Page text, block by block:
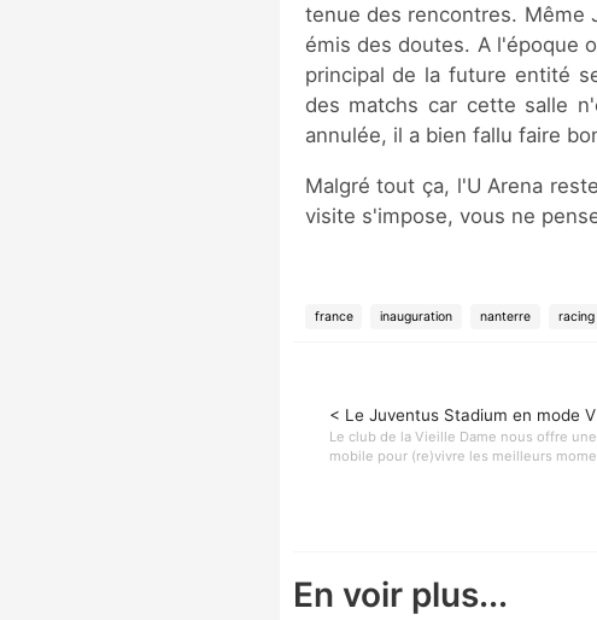
tenue des rencontres. Même
émis des doutes. A l'époque
principal de la future entité
des matchs car cette salle
annulée, il a bien fallu faire
Malgré tout ça, l'U Arena
visite s'impose, vous ne
france inauguration nanterre
< Le Juventus Stadium en mode
Le club de la Vieille Dame nous offre
mobile pour (re)vivre les meilleurs
En voir plus...